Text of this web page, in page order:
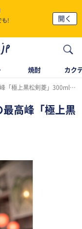
も!
開く
焼酎 カク
極上黒松剣菱」300ml誕生
高峰「極上黒